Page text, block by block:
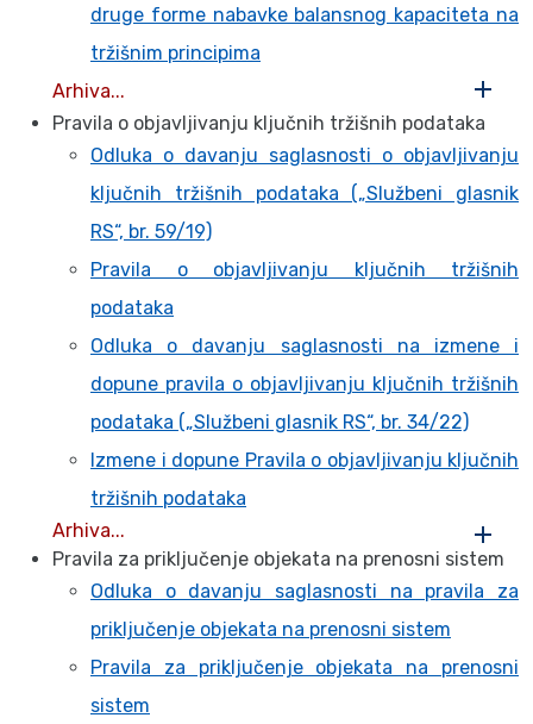
druge forme nabavke balansnog kapaciteta na
tržišnim principima
Arhiva...
Pravila o objavljivanju ključnih tržišnih podataka
Odluka o davanju saglasnosti o objavljivanju
ključnih tržišnih podataka („Službeni glasnik
RS“, br. 59/19)
Pravila o objavljivanju ključnih tržišnih
podataka
Odluka o davanju saglasnosti na izmene i
dopune pravila o objavljivanju ključnih tržišnih
podataka („Službeni glasnik RS“, br. 34/22)
Izmene i dopune Pravila o objavljivanju ključnih
tržišnih podataka
Arhiva...
Pravila za priključenje objekata na prenosni sistem
Odluka o davanju saglasnosti na pravila za
priključenje objekata na prenosni sistem
Pravila za priključenje objekata na prenosni
sistem